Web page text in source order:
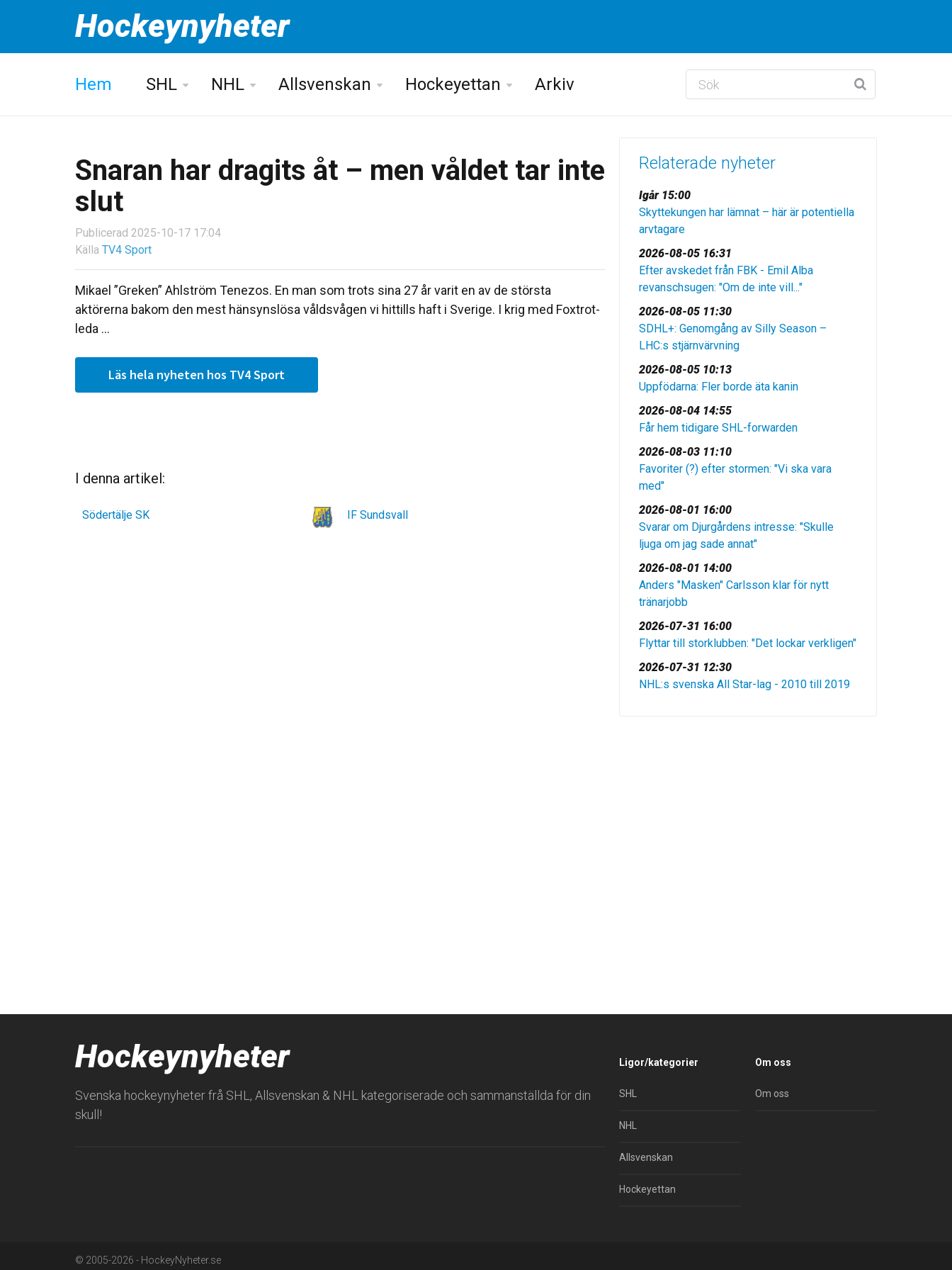
Hockeynyheter
Hem SHL NHL Allsvenskan Hockeyettan Arkiv
Snaran har dragits åt – men våldet tar inte
slut
Publicerad 2025-10-17 17:04
Källa TV4 Sport
Mikael ”Greken” Ahlström Tenezos. En man som trots sina 27 år varit en av de största
aktörerna bakom den mest hänsynslösa våldsvågen vi hittills haft i Sverige. I krig med Foxtrot-
leda ...
Läs hela nyheten hos TV4 Sport
I denna artikel:
Södertälje SK IF Sundsvall
Relaterade nyheter
Igår 15:00
Skyttekungen har lämnat – här är potentiella
arvtagare
2026-08-05 16:31
Efter avskedet från FBK - Emil Alba
revanschsugen: "Om de inte vill..."
2026-08-05 11:30
SDHL+: Genomgång av Silly Season –
LHC:s stjärnvärvning
2026-08-05 10:13
Uppfödarna: Fler borde äta kanin
2026-08-04 14:55
Får hem tidigare SHL-forwarden
2026-08-03 11:10
Favoriter (?) efter stormen: "Vi ska vara
med"
2026-08-01 16:00
Svarar om Djurgårdens intresse: "Skulle
ljuga om jag sade annat"
2026-08-01 14:00
Anders "Masken" Carlsson klar för nytt
tränarjobb
2026-07-31 16:00
Flyttar till storklubben: "Det lockar verkligen"
2026-07-31 12:30
NHL:s svenska All Star-lag - 2010 till 2019
Hockeynyheter
Svenska hockeynyheter frå SHL, Allsvenskan & NHL kategoriserade och sammanställda för din
skull!
Ligor/kategorier
SHL
NHL
Allsvenskan
Hockeyettan
Om oss
Om oss
© 2005-2026 - HockeyNyheter.se